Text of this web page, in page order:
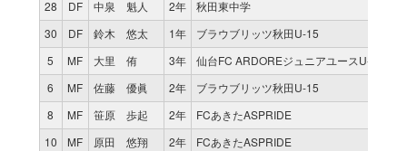
28
DF 中泉 魁人 2年 秋田東中学
30
DF 鈴木 悠太 1年 ブラウブリッツ秋田U-15
5
MF 大里 侑 3年 仙台FC ARDOREジュニアユースU-15
6
MF 佐藤 優眞 2年 ブラウブリッツ秋田U-15
8
MF 笹原 歩起 2年 FCあきたASPRIDE
10
MF 原田 悠翔 2年 FCあきたASPRIDE